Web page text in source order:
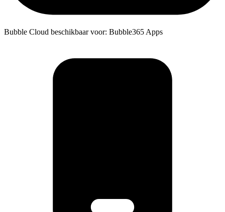
Bubble Cloud beschikbaar voor: Bubble365 Apps